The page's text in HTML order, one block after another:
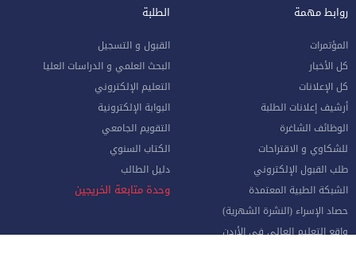
روابط مهمة
المؤتمرات
كل الأخبار
كل الإعلانات
أرشيف إعلانات الطلبة
الوظائف الشاغرة
للشكاوي و الاقتراحات
طلب القبول الإلكتروني
الشبكة الطبية المعتمدة
حصاد الإسراء (النشرة الشهرية)
واقع التعليم العالي في الأردن
الطلبة
القبول و التسجيل
البحث العلمي و الدراسات العليا
التعليم الإلكتروني
البوابة الإلكترونية
التقويم الجامعي
الكتاب السنوي
دليل الطالب
وحدة متابعة الخريجين